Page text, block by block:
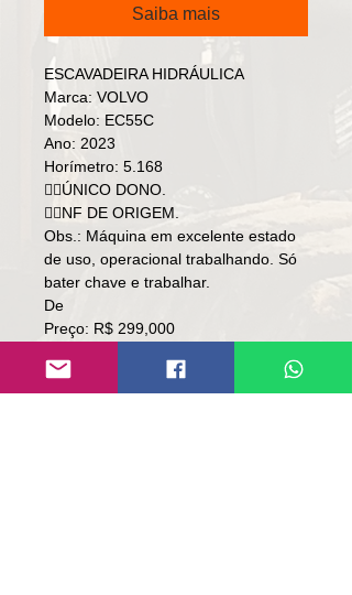
Saiba mais
ESCAVADEIRA HIDRÁULICA
Marca: VOLVO
Modelo: EC55C
Ano: 2023
Horímetro: 5.168
👉🏻ÚNICO DONO.
👉🏻NF DE ORIGEM.
Obs.: Máquina em excelente estado
de uso, operacional trabalhando. Só
bater chave e trabalhar.
De
Preço: R$ 299,000
Preço: R$ 289,000
Local: SC